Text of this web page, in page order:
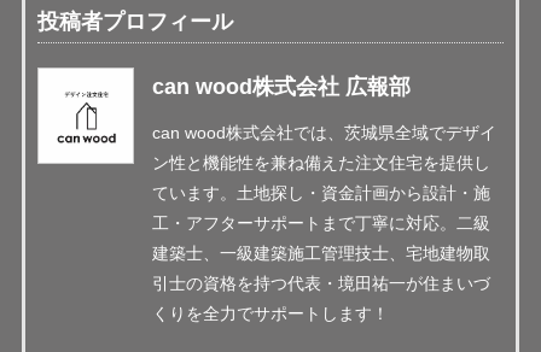
投稿者プロフィール
can wood株式会社 広報部
can wood株式会社では、茨城県全域でデザイ
ン性と機能性を兼ね備えた注文住宅を提供し
ています。土地探し・資金計画から設計・施
工・アフターサポートまで丁寧に対応。二級
建築士、一級建築施工管理技士、宅地建物取
引士の資格を持つ代表・境田祐一が住まいづ
くりを全力でサポートします！